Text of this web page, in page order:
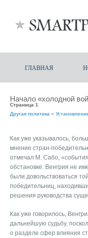
ГЛАВНАЯ
Начало «холодной
Страница 1
Другая политика »
Как уже указывалось,
мнение стран-
отмечал М. Сабо,
обстановке. Венгрия не
были довольствоваться
победительниц,
решения руководства
Как уже говорилось,
дальнейшую судьбу,
о разделе сфер влияния